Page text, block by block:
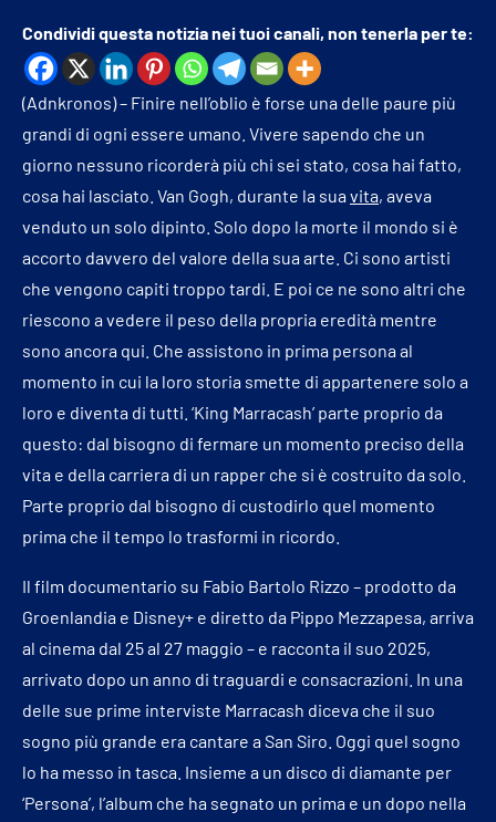
Condividi questa notizia nei tuoi canali, non tenerla per te:
(Adnkronos) – Finire nell’oblio è forse una delle paure più
grandi di ogni essere umano. Vivere sapendo che un
giorno nessuno ricorderà più chi sei stato, cosa hai fatto,
cosa hai lasciato. Van Gogh, durante la suavita, aveva
venduto un solo dipinto. Solo dopo la morte il mondo si è
accorto davvero del valore della sua arte. Ci sono artisti
che vengono capiti troppo tardi. E poi ce ne sono altri che
riescono a vedere il peso della propria eredità mentre
sono ancora qui. Che assistono in prima persona al
momento in cui la loro storia smette di appartenere solo a
loro e diventa di tutti. ‘King Marracash’ parte proprio da
questo: dal bisogno di fermare un momento preciso della
vita e della carriera di un rapper che si è costruito da solo.
Parte proprio dal bisogno di custodirlo quel momento
prima che il tempo lo trasformi in ricordo.
Il film documentario su Fabio Bartolo Rizzo – prodotto da
Groenlandia e Disney+ e diretto da Pippo Mezzapesa, arriva
al cinema dal 25 al 27 maggio – e racconta il suo 2025,
arrivato dopo un anno di traguardi e consacrazioni. In una
delle sue prime interviste Marracash diceva che il suo
sogno più grande era cantare a San Siro. Oggi quel sogno
lo ha messo in tasca. Insieme a un disco di diamante per
‘Persona’, l’album che ha segnato un prima e un dopo nella